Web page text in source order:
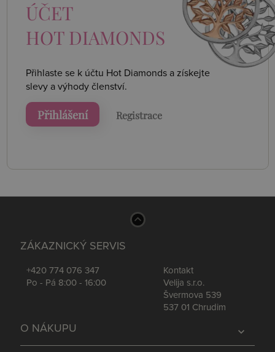
ÚČET
HOT DIAMONDS
Přihlaste se k účtu Hot Diamonds a získejte
slevy a výhody členství.
Přihlášení Registrace
ZÁKAZNICKÝ SERVIS
+420 774 076 347
Po - Pá 8:00 - 16:00
Kontakt
Velija s.r.o.
Švermova 539
537 01 Chrudim
expand_more
O NÁKUPU